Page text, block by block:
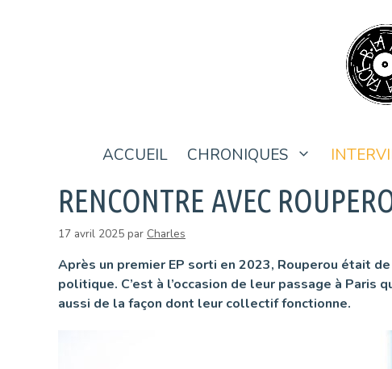
ACCUEIL CHRONIQUES
RENCONTRE AVEC
17 avril 2025 par Charles
Après un premier EP sorti en 2023, Rouperou était
politique. C’est à l’occasion de leur passage à Paris
aussi de la façon dont leur collectif fonctionne.